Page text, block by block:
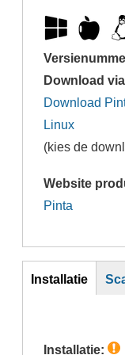
Download
Download
Linux
(kies de
Website
Pinta
inst
Installatie
Installatie: